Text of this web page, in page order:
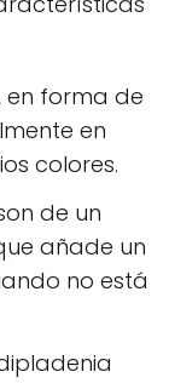
en forma de
en
colores.
de un
añade un
no está